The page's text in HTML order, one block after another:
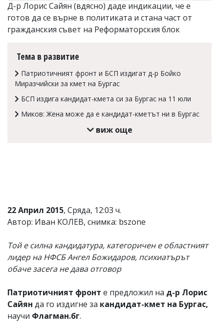
Коментарите
под
статиите
редакцията
носи
Д-р Лорис Сайян (вдясно) даде индикации, че е
готов да се върне в политиката и стана част от
гражданския съвет на Реформаторския блок
Тема в развитие
Патриотичният фронт и БСП издигат д-р Бойко
Миразчийски за кмет на Бургас
БСП издига кандидат-кмета си за Бургас на 11 юли
Миков: Жена може да е кандидат-кметът ни в Бургас
виж още
22 Април 2015, Сряда, 12:03 ч.
Автор: Иван КОЛЕВ, снимка: bszone
Той е силна кандидатура, категоричен е областният
лидер на НФСБ Ангел Божидаров, психиатърът
обаче засега не дава отговор
Патриотичният фронт е предложил на д-р Лорис
Сайян да го издигне за кандидат-кмет на Бургас,
научи Флагман.бг.